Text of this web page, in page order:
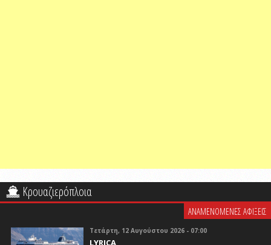
Κρουαζιερόπλοια
ΑΝΑΜΕΝΟΜΕΝΕΣ ΑΦΙΞΕΙΣ
Τετάρτη, 12 Αυγούστου 2026 - 07:00
LYRICA